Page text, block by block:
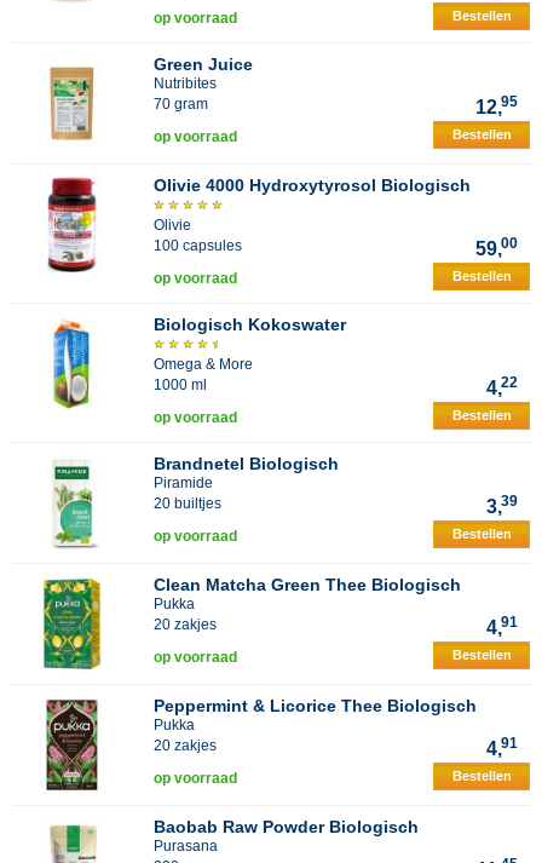
op voorraad Bestellen
Green Juice
Nutribites
70 gram
12,95
op voorraad Bestellen
Olivie 4000 Hydroxytyrosol Biologisch
Olivie
100 capsules
59,00
op voorraad Bestellen
Biologisch Kokoswater
Omega & More
1000 ml
4,22
op voorraad Bestellen
Brandnetel Biologisch
Piramide
20 builtjes
3,39
op voorraad Bestellen
Clean Matcha Green Thee Biologisch
Pukka
20 zakjes
4,91
op voorraad Bestellen
Peppermint & Licorice Thee Biologisch
Pukka
20 zakjes
4,91
op voorraad Bestellen
Baobab Raw Powder Biologisch
Purasana